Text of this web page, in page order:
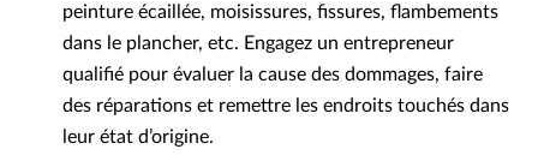
peinture écaillée, moisissures, fissures, flambements
dans le plancher, etc. Engagez un entrepreneur
qualifié pour évaluer la cause des dommages, faire
des réparations et remettre les endroits touchés dans
leur état d’origine.